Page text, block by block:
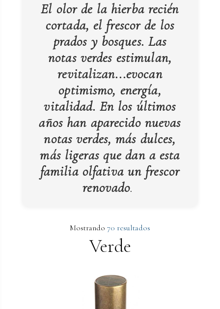
El olor de la hierba recién
cortada, el frescor de los
prados y bosques. Las
notas verdes estimulan,
revitalizan...evocan
optimismo, energía,
vitalidad. En los últimos
años han aparecido nuevas
notas verdes, más dulces,
más ligeras que dan a esta
familia olfativa un frescor
renovado.
Mostrando 70 resultados
Verde